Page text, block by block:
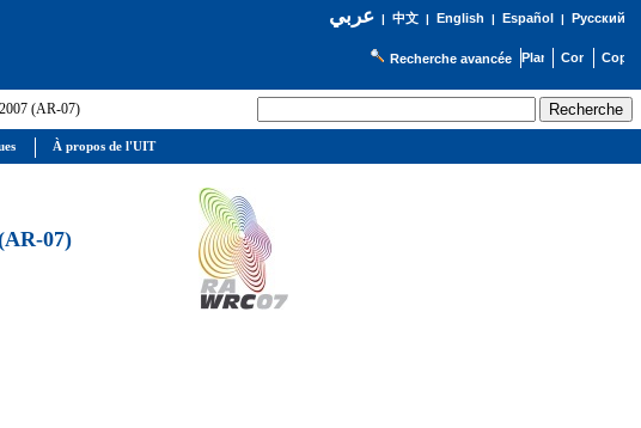
عربي| 中文| English | Español | Русский
Recherche avancée
(AR-07)
07)
À propos de l'UIT